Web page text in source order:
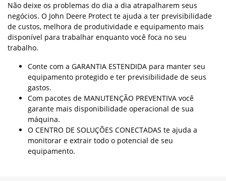
Não deixe os problemas do dia a dia atrapalharem seus
negócios. O John Deere Protect te ajuda a ter previsibilidade
de custos, melhora de produtividade e equipamento mais
disponível para trabalhar enquanto você foca no seu
trabalho.
Conte com a GARANTIA ESTENDIDA para manter seu
equipamento protegido e ter previsibilidade de seus
gastos.
Com pacotes de MANUTENÇÃO PREVENTIVA você
garante mais disponibilidade operacional de sua
máquina.
O CENTRO DE SOLUÇÕES CONECTADAS te ajuda a
monitorar e extrair todo o potencial de seu
equipamento.